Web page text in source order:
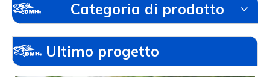
Categoria di prodotto
Ultimo progetto